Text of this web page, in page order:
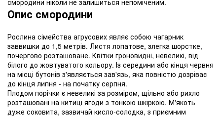
смородини ніколи не залишиться непоміченим.
Опис смородини
Рослина сімейства агрусових являє собою чагарник
заввишки до 1,5 метрів. Листя лопатове, злегка шорстке,
почергово розташоване. Квітки гроновидні, невеликі, від
білого до жовтуватого кольору. Із середини або кінця червня
на місці бутонів з'являється зав'язь, яка повністю дозріває
до кінця липня - на початку серпня.
Плодом порічки є невеликі за розміром, щільно або рихло
розташовані на китиці ягоди з тонкою шкіркою. М'якоть
дуже соковита, зазвичай кисло-солодка, з приємним